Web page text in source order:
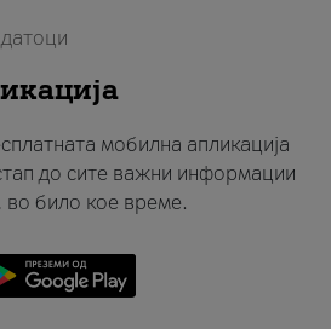
мобилна апликација
до сите важни информации
во било кое време.